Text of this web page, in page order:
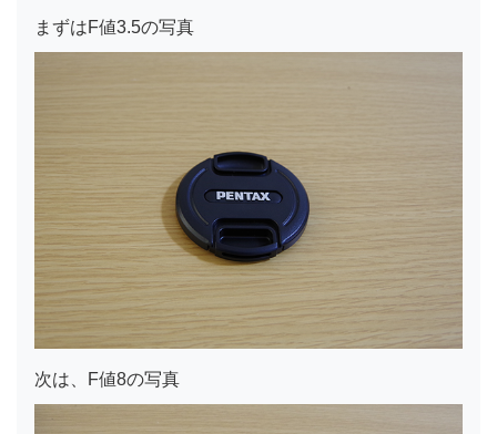
まずはF値3.5の写真
次は、F値8の写真